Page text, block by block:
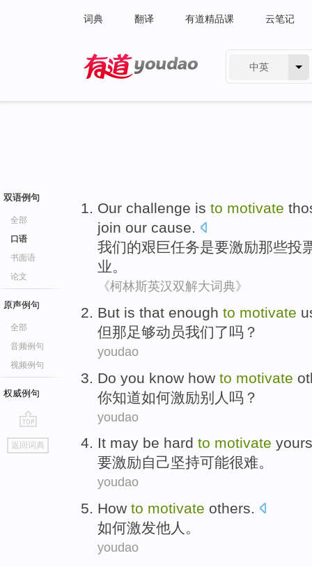
词典 翻译 有道精品课 云笔记
中英
双语例句
全部
口语
书面语
论文
原声例句
全部
音频例句
视频例句
权威例句
go
top
返回词典
Our challenge is to motivate
join our cause.
我们的艰巨任务是要激励那些投
业。
《柯林斯英汉双解大词典》
But is that enough to motivate
但那足够动员我们了吗？
youdao
Do you know how to motivate
你知道如何激励别人 吗？
youdao
It may be hard to motivate
要激励自己坚持可能很难。
youdao
How to motivate others.
如何激发他人 。
youdao